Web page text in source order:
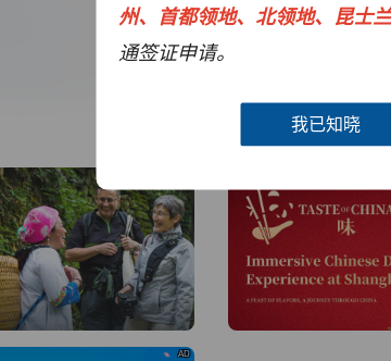
2025-09-08
锦绣华南
AD
州、首都领地、北领地、昆士
通签证申请。
我已知晓